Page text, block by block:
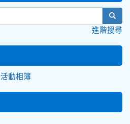
進階搜尋
活動相簿